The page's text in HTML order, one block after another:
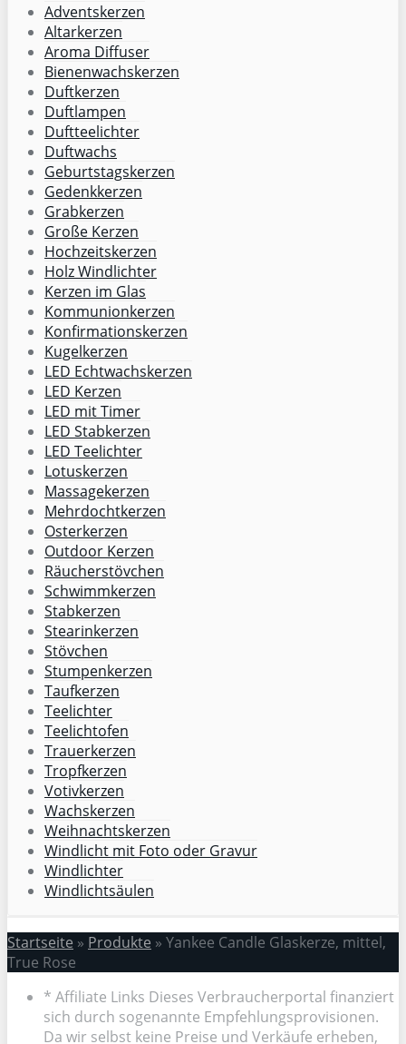
Adventskerzen
Altarkerzen
Aroma Diffuser
Bienenwachskerzen
Duftkerzen
Duftlampen
Duftteelichter
Duftwachs
Geburtstagskerzen
Gedenkkerzen
Grabkerzen
Große Kerzen
Hochzeitskerzen
Holz Windlichter
Kerzen im Glas
Kommunionkerzen
Konfirmationskerzen
Kugelkerzen
LED Echtwachskerzen
LED Kerzen
LED mit Timer
LED Stabkerzen
LED Teelichter
Lotuskerzen
Massagekerzen
Mehrdochtkerzen
Osterkerzen
Outdoor Kerzen
Räucherstövchen
Schwimmkerzen
Stabkerzen
Stearinkerzen
Stövchen
Stumpenkerzen
Taufkerzen
Teelichter
Teelichtofen
Trauerkerzen
Tropfkerzen
Votivkerzen
Wachskerzen
Weihnachtskerzen
Windlicht mit Foto oder Gravur
Windlichter
Windlichtsäulen
Startseite » Produkte » Yankee Candle Glaskerze, mittel,
True Rose
* Affiliate Links Dieses Verbraucherportal finanziert
sich durch sogenannte Empfehlungsprovisionen.
Da wir selbst keine Preise und Verkäufe erheben,